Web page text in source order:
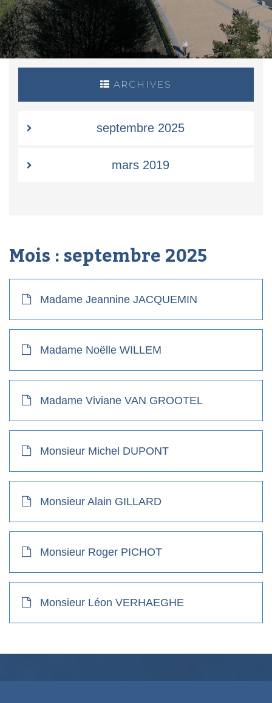
ARCHIVES
septembre 2025
mars 2019
Mois :septembre 2025
Madame Jeannine JACQUEMIN
Madame Noëlle WILLEM
Madame Viviane VAN GROOTEL
Monsieur Michel DUPONT
Monsieur Alain GILLARD
Monsieur Roger PICHOT
Monsieur Léon VERHAEGHE